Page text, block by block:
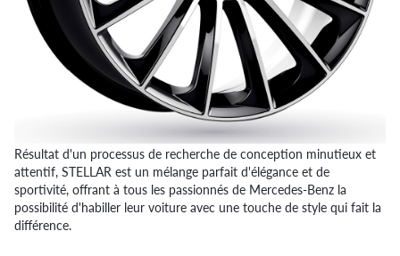
Résultat d'un processus de recherche de conception minutieux et
attentif, STELLAR est un mélange parfait d'élégance et de
sportivité, offrant à tous les passionnés de Mercedes-Benz la
possibilité d'habiller leur voiture avec une touche de style qui fait la
différence.